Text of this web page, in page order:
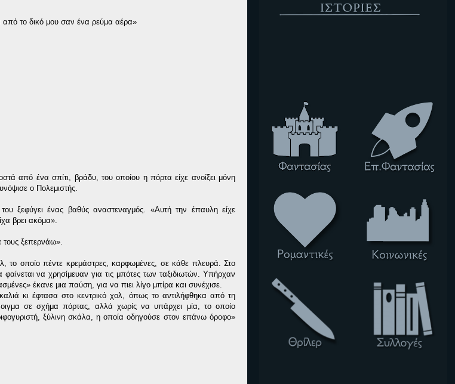
το δικό μου σαν ένα ρεύμα αέρα»
από ένα σπίτι, βράδυ, του οποίου η πόρτα είχε ανοίξει μόνη
ο Πολεμιστής.
ξεφύγει ένας βαθύς αναστεναγμός. «Αυτή την έπαυλη είχε
βρει ακόμα».
τους ξεπερνάω».
οποίο πέντε κρεμάστρες, καρφωμένες, σε κάθε πλευρά. Στο
να χρησίμευαν για τις μπότες των ταξιδιωτών. Υπήρχαν
έκανε μια παύση, για να πιει λίγο μπίρα και συνέχισε.
κι έφτασα στο κεντρικό χολ, όπως το αντιλήφθηκα από τη
σε σχήμα πόρτας, αλλά χωρίς να υπάρχει μία, το οποίο
ξύλινη σκάλα, η οποία οδηγούσε στον επάνω όροφο»